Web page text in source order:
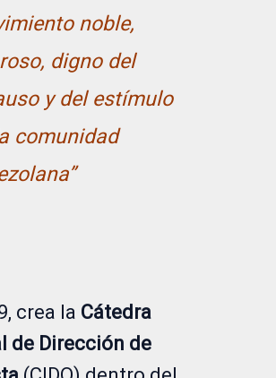
noble,
digno del
y del estímulo
comunidad
crea la Cátedra
de Dirección de